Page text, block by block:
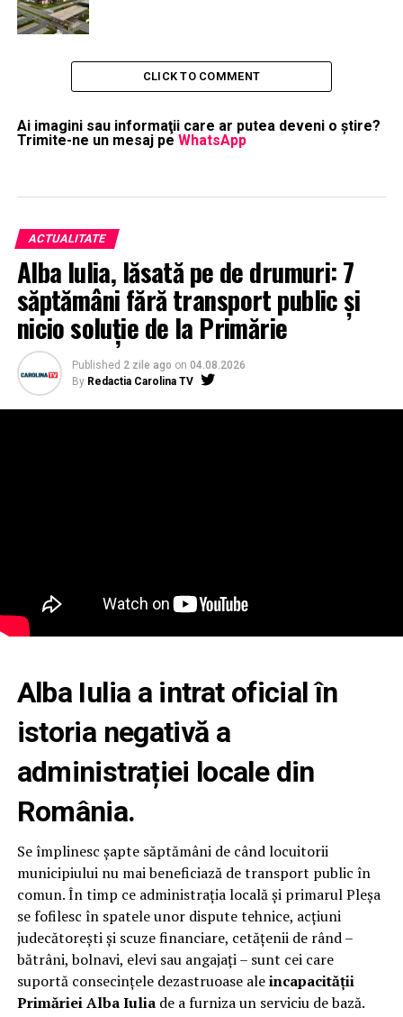
CLICK TO COMMENT
Ai imagini sau informaţii care ar putea deveni o ştire?
Trimite-ne un mesaj pe WhatsApp
ACTUALITATE
Alba Iulia, lăsată pe de drumuri: 7
săptămâni fără transport public și
nicio soluție de la Primărie
Published 2 zile ago on 04.08.2026
By Redactia Carolina TV
Alba Iulia a intrat oficial în
istoria negativă a
administrației locale din
România.
Se împlinesc șapte săptămâni de când locuitorii
municipiului nu mai beneficiază de transport public în
comun. În timp ce administrația locală și primarul Pleșa
se fofilesc în spatele unor dispute tehnice, acțiuni
judecătorești și scuze financiare, cetățenii de rând –
bătrâni, bolnavi, elevi sau angajați – sunt cei care
suportă consecințele dezastruoase aleincapacității
Primăriei Alba Iuliade a furniza un serviciu de bază.